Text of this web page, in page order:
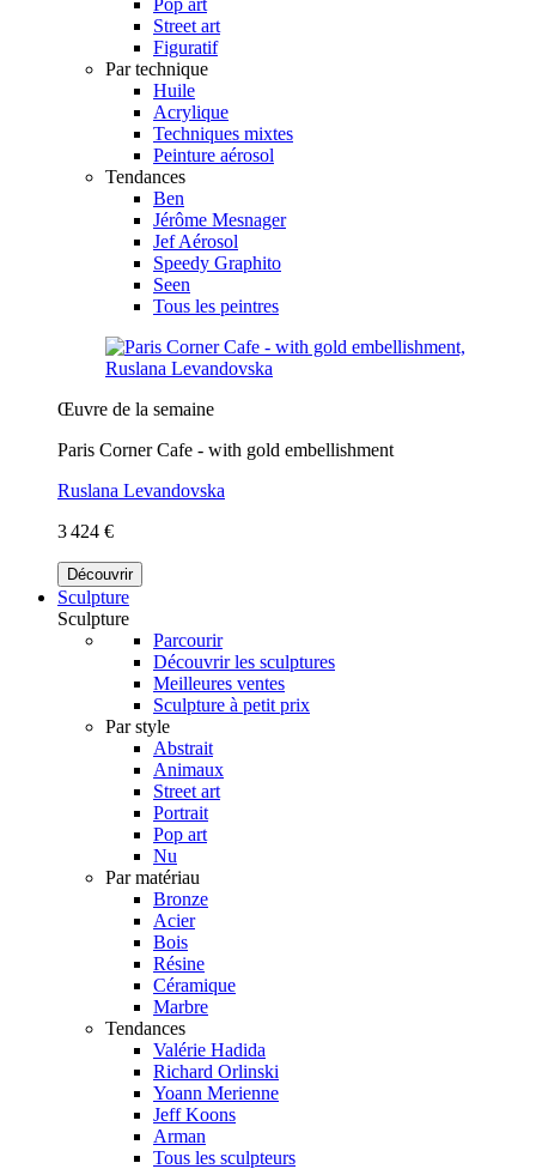
Street art
Figuratif
Par technique
Huile
Acrylique
Techniques mixtes
Peinture aérosol
Tendances
Ben
Jérôme Mesnager
Jef Aérosol
Speedy Graphito
Seen
Tous les peintres
Œuvre de la semaine
Paris Corner Cafe - with gold embellishment
Ruslana Levandovska
3 424 €
Découvrir
Sculpture
Sculpture
Parcourir
Découvrir les sculptures
Meilleures ventes
Sculpture à petit prix
Par style
Abstrait
Animaux
Street art
Portrait
Pop art
Nu
Par matériau
Bronze
Acier
Bois
Résine
Céramique
Marbre
Tendances
Valérie Hadida
Richard Orlinski
Yoann Merienne
Jeff Koons
Arman
Tous les sculpteurs